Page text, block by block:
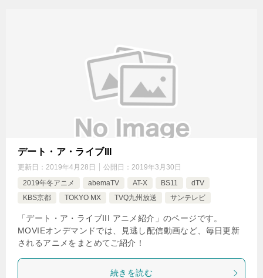
デート・ア・ライブIII
更新日： 2019年4月28日 公開日： 2019年3月30日
2019年冬アニメ
abemaTV AT-X BS11
dTV
KBS京都
TOKYO MX TVQ九州放送 サンテレビ
「デート・ア・ライブIII アニメ紹介」のページです。
MOVIEオンデマンドでは、見逃し配信動画など、毎日更新
されるアニメをまとめてご紹介！
続きを読む